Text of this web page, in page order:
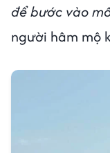
để bước vào
người hâm mộ